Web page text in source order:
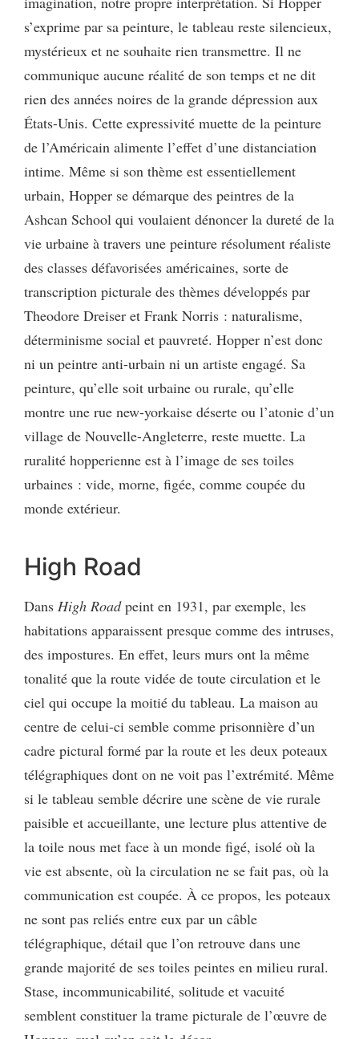
s’exprime par sa peinture, le tableau reste silencieux,
mystérieux et ne souhaite rien transmettre. Il ne
communique aucune réalité de son temps et ne dit
rien des années noires de la grande dépression aux
États-Unis. Cette expressivité muette de la peinture
de l’Américain alimente l’effet d’une distanciation
intime. Même si son thème est essentiellement
urbain, Hopper se démarque des peintres de la
Ashcan School qui voulaient dénoncer la dureté de la
vie urbaine à travers une peinture résolument réaliste
des classes défavorisées américaines, sorte de
transcription picturale des thèmes développés par
Theodore Dreiser et Frank Norris : naturalisme,
déterminisme social et pauvreté. Hopper n’est donc
ni un peintre anti-urbain ni un artiste engagé. Sa
peinture, qu’elle soit urbaine ou rurale, qu’elle
montre une rue new-yorkaise déserte ou l’atonie d’un
village de Nouvelle-Angleterre, reste muette. La
ruralité hopperienne est à l’image de ses toiles
urbaines : vide, morne, figée, comme coupée du
monde extérieur.
High Road
Dans High Roadpeint en 1931, par exemple, les
habitations apparaissent presque comme des intruses,
des impostures. En effet, leurs murs ont la même
tonalité que la route vidée de toute circulation et le
ciel qui occupe la moitié du tableau. La maison au
centre de celui-ci semble comme prisonnière d’un
cadre pictural formé par la route et les deux poteaux
télégraphiques dont on ne voit pas l’extrémité. Même
si le tableau semble décrire une scène de vie rurale
paisible et accueillante, une lecture plus attentive de
la toile nous met face à un monde figé, isolé où la
vie est absente, où la circulation ne se fait pas, où la
communication est coupée. À ce propos, les poteaux
ne sont pas reliés entre eux par un câble
télégraphique, détail que l’on retrouve dans une
grande majorité de ses toiles peintes en milieu rural.
Stase, incommunicabilité, solitude et vacuité
semblent constituer la trame picturale de l’œuvre de